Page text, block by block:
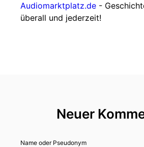
Audiomarktplatz.de -
überall und jederzeit!
Neuer
Name oder Pseudonym